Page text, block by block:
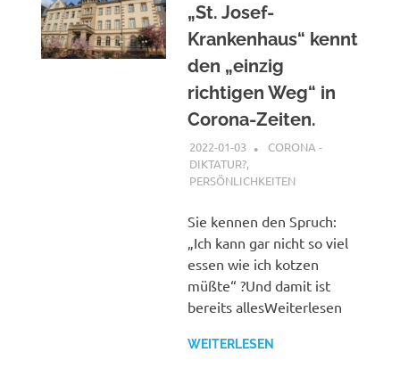
„St. Josef-
Krankenhaus“ kennt
den „einzig
richtigen Weg“ in
Corona-Zeiten.
2022-01-03 XX
CORONA -
DIKTATUR?,
PERSÖNLICHKEITEN
Sie kennen den Spruch:
„Ich kann gar nicht so viel
essen wie ich kotzen
müßte“ ?Und damit ist
bereits allesWeiterlesen
WEITERLESEN